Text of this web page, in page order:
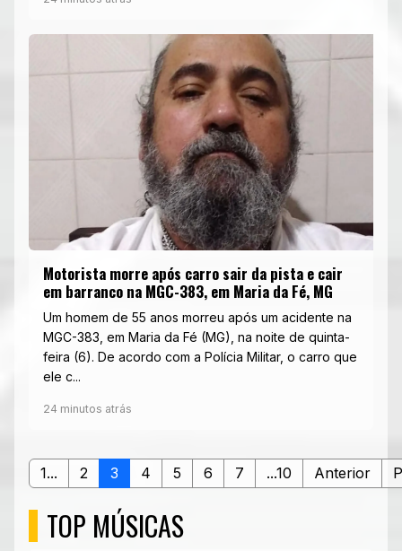
Motorista morre após carro sair da pista e cair
em barranco na MGC-383, em Maria da Fé, MG
Um homem de 55 anos morreu após um acidente na
MGC-383, em Maria da Fé (MG), na noite de quinta-
feira (6). De acordo com a Polícia Militar, o carro que
ele c...
24 minutos atrás
1... 2 3 4 5 6 7 ...10 Anterior
TOP MÚSICAS